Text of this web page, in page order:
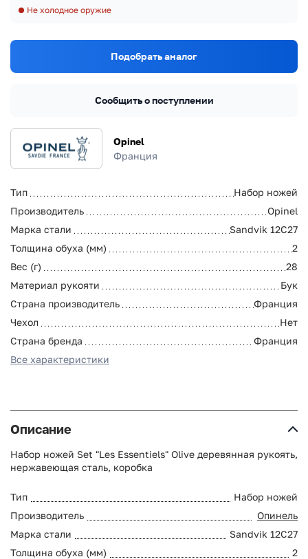
Opinel
Франция
Тип
Набор ножей
Производитель
Opinel
Марка стали
Sandvik 12C27
Толщина обуха (мм)
2
Вес (г)
28
Материал рукояти
Бук
Страна производитель
Франция
Чехол
Нет
Страна бренда
Франция
Все характеристики
Не холодное оружие
Подобрать аналог
Сообщить о поступлении
Описание
Набор ножей Set "Les Essentiels" Olive деревянная рукоять,
нержавеющая сталь, коробка
Тип
Набор ножей
Производитель
Опинель
Марка стали
Sandvik 12C27
Толщина обуха (мм)
2